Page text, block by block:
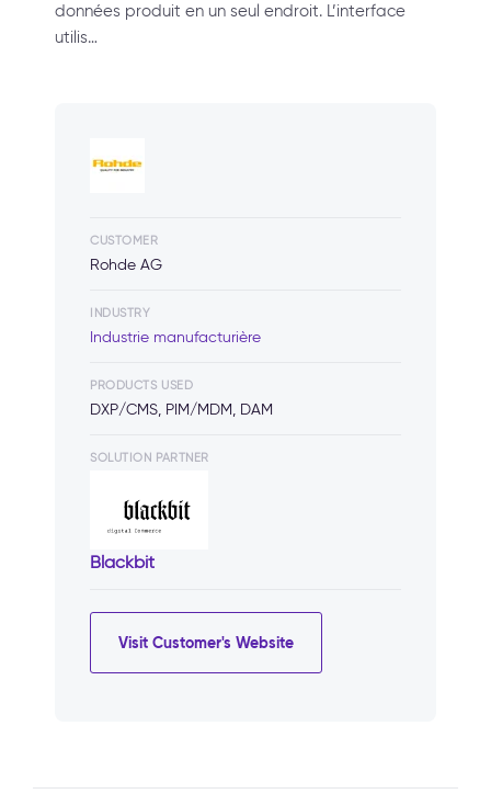
données produit en un seul endroit. L’interface
utilis…
CUSTOMER
Rohde AG
INDUSTRY
Industrie manufacturière
PRODUCTS USED
DXP/CMS, PIM/MDM, DAM
SOLUTION PARTNER
Blackbit
Visit Customer's Website